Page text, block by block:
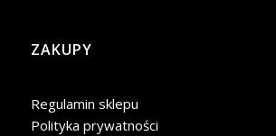
Linki w stopce
ZAKUPY
Regulamin sklepu
Polityka prywatności